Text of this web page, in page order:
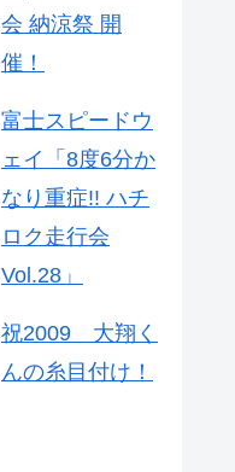
会 納涼祭 開
催！
富士スピードウ
ェイ「8度6分か
なり重症!! ハチ
ロク走行会
Vol.28」
祝2009 大翔く
んの糸目付け！